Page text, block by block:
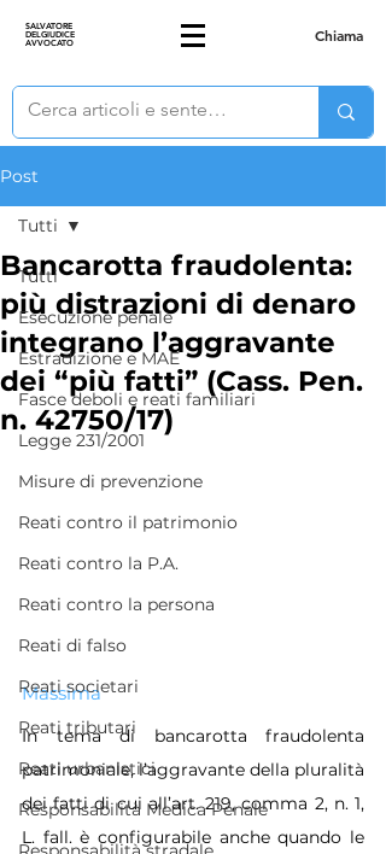
SALVATORE
DELGIUDICE
AVVOCATO Chiama
Post
Tutti
Esecuzione penale
Estradizione e MAE
Fasce deboli e reati familiari
Legge 231/2001
Misure di prevenzione
Reati contro il patrimonio
Reati contro la P.A.
Reati contro la persona
Reati di falso
Reati societari
Reati tributari
Reati urbanistici
Responsabilità Medica Penale
Tutti
Bancarotta fraudolenta:
più distrazioni di denaro
integrano l’aggravante
dei “più fatti” (Cass. Pen.
n. 42750/17)
Massima
In tema di bancarotta fraudolenta
patrimoniale, l’aggravante della pluralità
dei fatti di cui all’art. 219, comma 2, n. 1,
L. fall. è configurabile anche quando le